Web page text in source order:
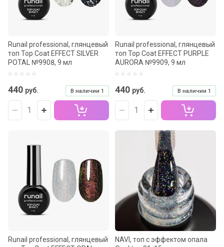
Runail professional, глянцевый
топ Top Сoat EFFECT SILVER
POTAL №9908, 9 мл
В наличии 1
440 руб.
Runail professional, глянцевый
топ Top Сoat EFFECT PURPLE
AURORA №9909, 9 мл
В наличии 1
440 руб.
Runail professional, глянцевый
NAVI, топ с эффектом опала